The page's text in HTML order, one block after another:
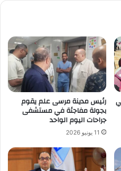
رئيس مدينة مرسى علم يقوم
بجولة مفاجئة في مستشفى
جراحات اليوم الواحد
11 يونيو 2026